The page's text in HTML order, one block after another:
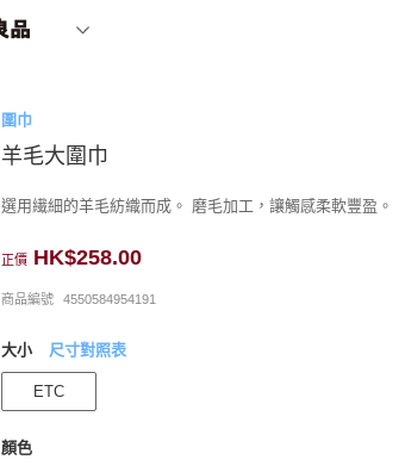
圍巾
羊毛大圍巾
選用繊細的羊毛紡織而成。 磨毛加工，讓觸感柔軟豐盈。
正價 HK$258.00
商品編號 4550584954191
大小 尺寸對照表
ETC
顏色